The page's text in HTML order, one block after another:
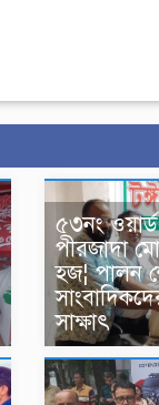
৫৩নং ওয়ার্ড
পীরজাদা
হজ¦ পালন
সাক্ষাৎ